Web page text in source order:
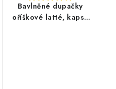
Bavlněné dupačky
oříškové latté, kapsa